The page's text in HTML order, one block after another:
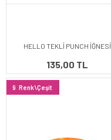
HELLO TEKLİ PUNCH İĞNESİ
135,00 TL
9 Renk\Çeşit